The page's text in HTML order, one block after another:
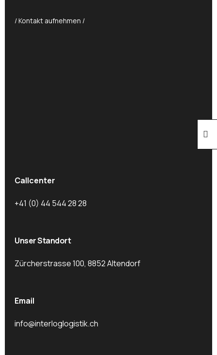
/ Kontakt aufnehmen /
Callcenter
+41 (0) 44 544 28 28
Unser Standort
Zürcherstrasse 100, 8852 Altendorf
Email
info@interloglogistik.ch